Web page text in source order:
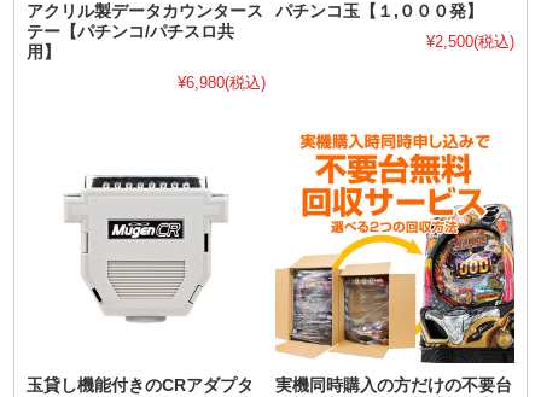
アクリル製データカウンタース
テー【パチンコ/パチスロ共
用】
¥6,980(税込)
パチンコ玉【１,０００発】
¥2,500(税込)
玉貸し機能付きのCRアダプタ
実機同時購入の方だけの不要台